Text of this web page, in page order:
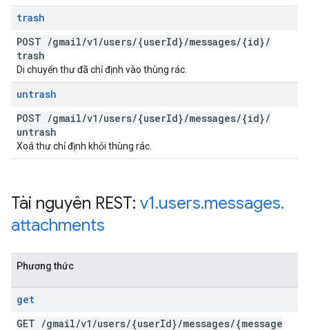
trash
POST /gmail/v1 /users/{userId}/messages/{id}/
trash
Di chuyển thư đã chỉ định vào thùng rác.
untrash
POST /gmail/v1 /users/{userId}/messages/{id}/
untrash
Xoá thư chỉ định khỏi thùng rác.
Tài nguyên REST: v1.users.messages.
attachments
Phương thức
get
GET /gmail/v1 /users/{userId}/messages/{message